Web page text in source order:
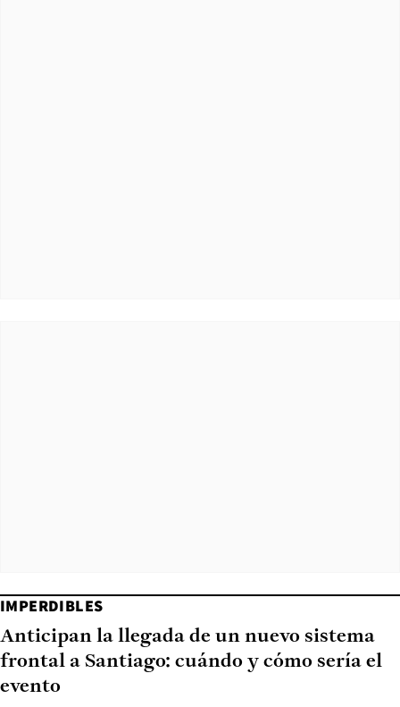
IMPERDIBLES
Anticipan la llegada de un nuevo sistema
frontal a Santiago: cuándo y cómo sería el
evento